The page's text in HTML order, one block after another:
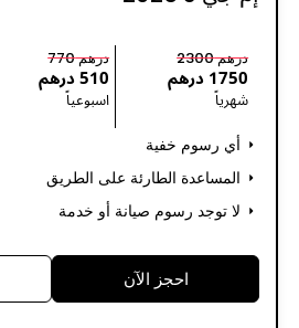
درهم 2300
1750 درهم
شهرياً
درهم 770
510 درهم
اسبوعياً
أي رسوم خفية
المساعدة الطارئة على الطريق
لا توجد رسوم صيانة أو خدمة
احجز الآن